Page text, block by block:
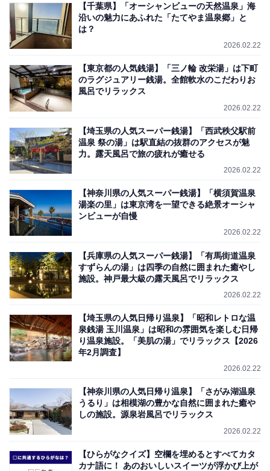
【千葉県】「オーシャンビューの天然温泉」海
沿いの魅力にあふれた「たてやま温泉郷」と
は？
2026.02.22
【東京都の人気銭湯】「三ノ輪 改栄湯」は下町
のラグジュアリー銭湯。全館軟水のこだわりお
風呂でリラックス
2026.02.22
【埼玉県の人気スーパー銭湯】「西武秩父駅前
温泉 祭の湯」は駅直結の抜群のアクセスが魅
力。露天風呂で旅の疲れが癒せる
2026.02.22
【神奈川県の人気スーパー銭湯】「横須賀温泉
湯楽の里」は東京湾を一望できる絶景オーシャ
ンビューが自慢
2026.02.22
【兵庫県の人気スーパー銭湯】「有馬街道温泉
すずらんの湯」は四季の自然に囲まれた癒やし
施設。神戸最大級の露天風呂でリラックス
2026.02.22
【埼玉県の人気日帰り温泉】「昭和レトロな温
泉銭湯 玉川温泉」は昭和の雰囲気を楽しむ日帰
り温泉施設。「美肌の湯」でリラックス【2026
年2月調査】
2026.02.22
【神奈川県の人気日帰り温泉】「さがみ湖温泉
うるり」は相模湖の豊かな自然に囲まれた癒や
しの施設。源泉岩風呂でリラックス
2026.02.22
【ひらがなクイズ】空欄を埋めるとすべてカタ
カナ語に！ あのおいしいスイーツが浮かび上が